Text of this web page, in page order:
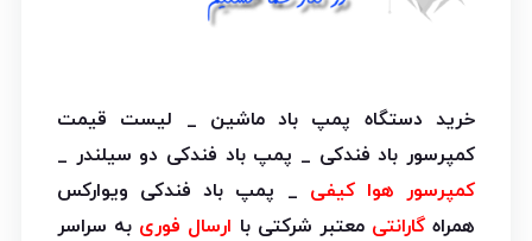
خرید دستگاه پمپ باد ماشین _ لیست قیمت
کمپرسور باد فندکی _ پمپ باد فندکی دو سیلندر _
کمپرسور هوا کیفی _ پمپ باد فندکی ویوارکس
همراهگارانتی معتبر شرکتی با ارسال فوری به سراسر